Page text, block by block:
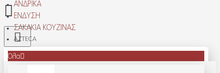
Όλα
ΑΝΔΡΙΚΆ
ΈΝΔΥΣΗ
ΣΑΚΆΚΙΑ ΚΟΥΖΊΝΑΣ
AZTECA